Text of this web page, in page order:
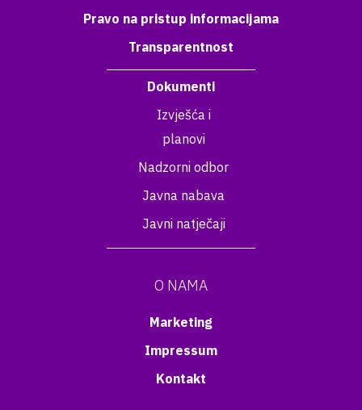
Pravo na pristup informacijama
Transparentnost
Dokumenti
Izvješća i
planovi
Nadzorni odbor
Javna nabava
Javni natječaji
O NAMA
Marketing
Impressum
Kontakt